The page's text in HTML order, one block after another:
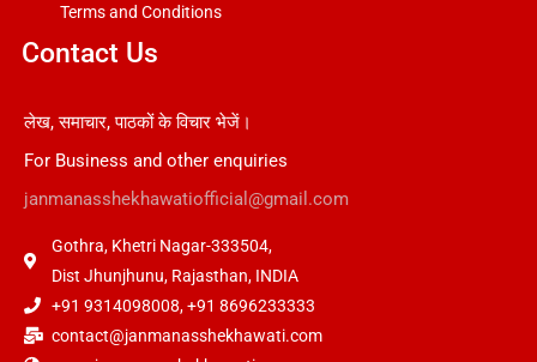
Terms and Conditions
Contact Us
लेख, समाचार, पाठकों के विचार भेजें।
For Business and other enquiries
janmanasshekhawatiofficial@gmail.com
Gothra, Khetri Nagar-333504,
Dist Jhunjhunu, Rajasthan, INDIA
+91 9314098008, +91 8696233333
contact@janmanasshekhawati.com